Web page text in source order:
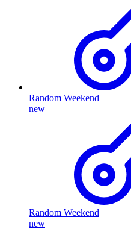
Random Weekend
new
Random Weekend
new